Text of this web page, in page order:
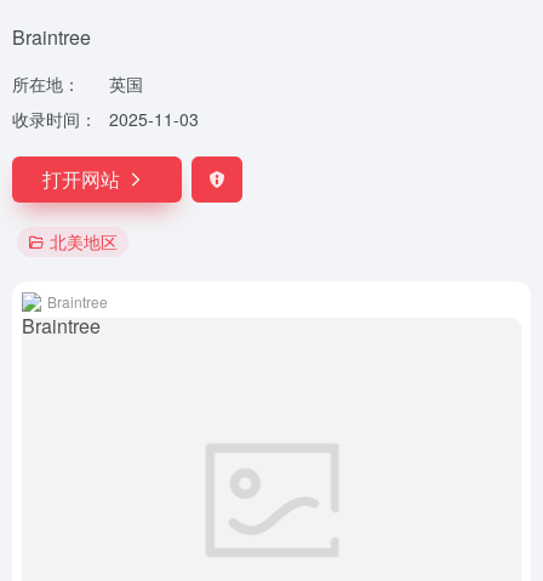
Braintree
所在地：
英国
收录时间：
2025-11-03
打开网站
北美地区
Braintree